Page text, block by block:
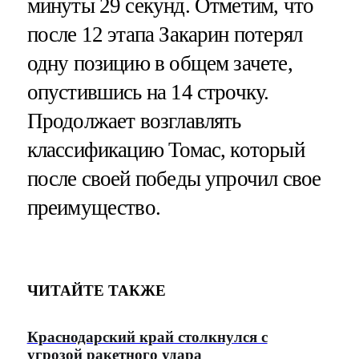
минуты 29 секунд. Отметим, что
после 12 этапа Закарин потерял
одну позицию в общем зачете,
опустившись на 14 строчку.
Продолжает возглавлять
классификацию Томас, который
после своей победы упрочил свое
преимущество.
ЧИТАЙТЕ ТАКЖЕ
Краснодарский край столкнулся с
угрозой ракетного удара